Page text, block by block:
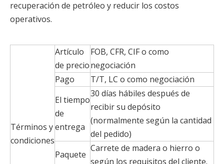
recuperación de petróleo y reducir los costos
operativos.
Términos y
condiciones
Artículo
de precio
FOB, CFR, CIF o como
negociación
Pago
T/T, LC o como negociación
El tiempo
de
entrega
30 días hábiles después de
recibir su depósito
(normalmente según la cantidad
del pedido)
Paquete
Carrete de madera o hierro o
según los requisitos del cliente.